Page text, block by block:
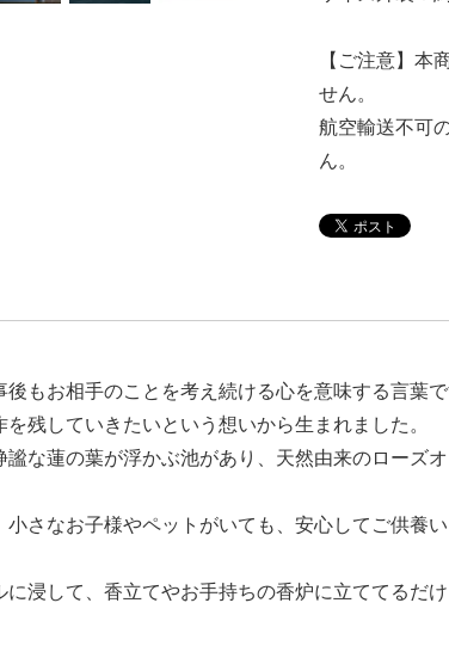
【ご注意】本
せん。
航空輸送不可
ん。
もお相手のことを考え続ける心を意味する言葉
残していきたいという想いから生まれました。
な蓮の葉が浮かぶ池があり、天然由来のローズ
さなお子様やペットがいても、安心してご供養
浸して、香立てやお手持ちの香炉に立ててるだ